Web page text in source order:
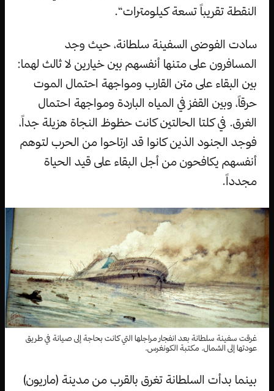
النقطة تقريباً تسعة كيلومترات“.
سادت الفوضى السفينة سلطانة، حيث وجد
المسافرون على متنها أنفسهم بين خيارين لا ثالث لهما:
بين البقاء على متن القارب ومواجهة احتمال الموت
حرقاً، وبين القفز في المياه الباردة ومواجهة احتمال
الغرق. في كلتا الحالتين كانت حظوظ النجاة هزيلة جداً،
فوجد الجنود الذين كانوا قد ارتاحوا من الحرب لتوهم
أنفسهم يكافحون من أجل البقاء على قيد الحياة
مجدداً.
غرقت سفينة سلطانة بعد انفجار مراجلها التي كانت بحاجة إلى صيانة في طريق
عودتها إلى الشمال. مكتبة الكونغرس.
بينما بدأت السلطانة تغرق بالقرب من مدينة (ماريون)